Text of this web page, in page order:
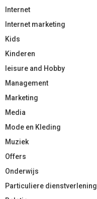
Internet
Internet marketing
Kids
Kinderen
leisure and Hobby
Management
Marketing
Media
Mode en Kleding
Muziek
Offers
Onderwijs
Particuliere dienstverlening